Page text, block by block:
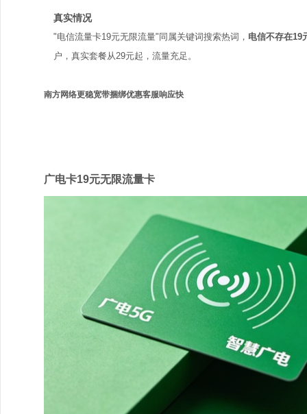
真实情况
"电信流量卡19元无限流量"同属关键词搜索热词， 电信不存在19
户，真实套餐从29元起，流量充足。
南方网络更稳宽带捆绑优惠客服响应快
广电卡19元无限流量卡